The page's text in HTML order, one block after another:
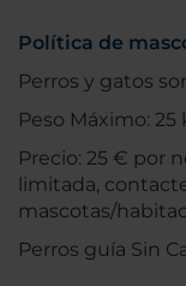
Política de
Perros y gatos
Peso Máximo: 25
Precio: 25 € por
limitada,
mascotas/
Perros guía Sin